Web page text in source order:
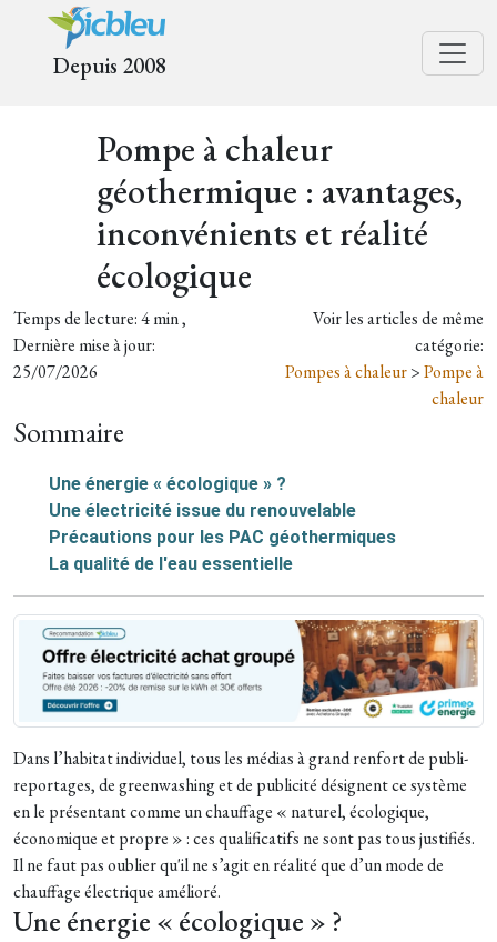
Depuis 2008
Pompe à chaleur
géothermique : avantages,
inconvénients et réalité
écologique
Temps de lecture: 4 min ,
Dernière mise à jour:
25/07/2026
Voir les articles de même
catégorie:
Pompes à chaleur>Pompe à
chaleur
Sommaire
Une énergie « écologique » ?
Une électricité issue du renouvelable
Précautions pour les PAC géothermiques
La qualité de l'eau essentielle
Dans l’habitat individuel, tous les médias à grand renfort de publi-
reportages, de greenwashing et de publicité désignent ce système
en le présentant comme un chauffage « naturel, écologique,
économique et propre » : ces qualificatifs ne sont pas tous justifiés.
Il ne faut pas oublier qu'il ne s’agit en réalité que d’un mode de
chauffage électrique amélioré.
Une énergie « écologique » ?